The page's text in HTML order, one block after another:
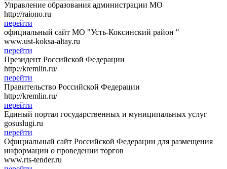
Управление образования администрации МО
http://raiono.ru
перейти
официальный сайт МО "Усть-Коксинский район "
www.ust-koksa-altay.ru
перейти
Президент Российской Федерации
http://kremlin.ru/
перейти
Правительство Российской Федерации
http://kremlin.ru/
перейти
Единый портал государственных и муниципальных услуг
gosuslugi.ru
перейти
Официальный сайт Российской Федерации для размещения
информации о проведении торгов
www.rts-tender.ru